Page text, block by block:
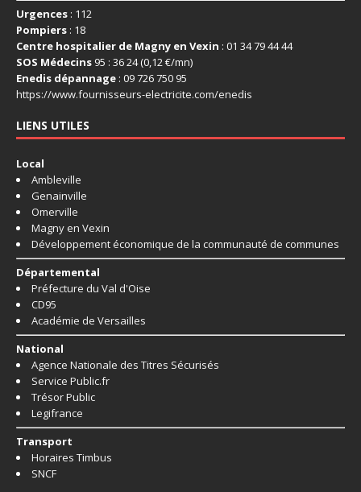
Urgences : 112
Pompiers : 18
Centre hospitalier de Magny en Vexin : 01 34 79 44 44
SOS Médecins 95 : 36 24 (0,12 €/mn)
Enedis dépannage : 09 726 750 95
https://www.fournisseurs-electricite.com/enedis
LIENS UTILES
Local
Ambleville
Genainville
Omerville
Magny en Vexin
Développement économique de la communauté de communes
Départemental
Préfecture du Val d'Oise
CD95
Académie de Versailles
National
Agence Nationale des Titres Sécurisés
Service Public.fr
Trésor Public
Legifrance
Transport
Horaires Timbus
SNCF